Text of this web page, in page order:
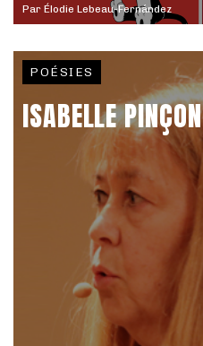
Par Élodie Lebeau-Fernández
POÉSIES
ISABELLE PINÇON